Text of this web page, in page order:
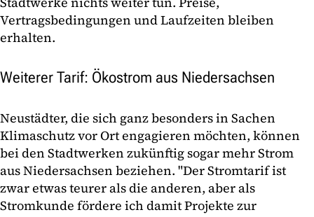
Vertragsbedingungen und Laufzeiten bleiben
erhalten.
Weiterer Tarif: Ökostrom aus Niedersachsen
Neustädter, die sich ganz besonders in Sachen
Klimaschutz vor Ort engagieren möchten, können
bei den Stadtwerken zukünftig sogar mehr Strom
aus Niedersachsen beziehen. "Der Stromtarif ist
zwar etwas teurer als die anderen, aber als
Stromkunde fördere ich damit Projekte zur